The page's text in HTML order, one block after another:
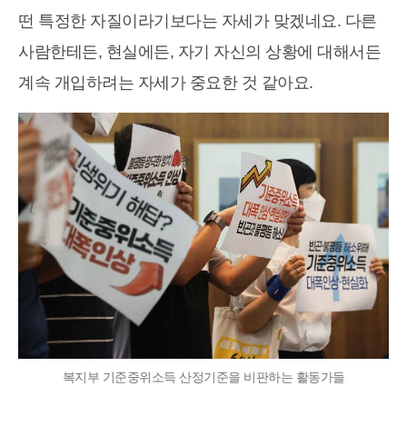
떤 특정한 자질이라기보다는 자세가 맞겠네요. 다른
사람한테든, 현실에든, 자기 자신의 상황에 대해서든
계속 개입하려는 자세가 중요한 것 같아요.
복지부 기준중위소득 산정기준을 비판하는 활동가들